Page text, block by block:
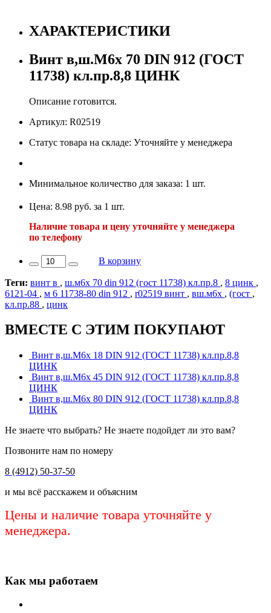
ХАРАКТЕРИСТИКИ
Винт в,ш.М6х 70 DIN 912 (ГОСТ
11738) кл.пр.8,8 ЦИНК
Описание готовится.
Артикул: R02519
Статус товара на складе: Уточняйте у менеджера
Минимальное количество для заказа: 1 шт.
Цена: 8.98 руб. за 1 шт.
Наличие товара и цену уточняйте у менеджера
по телефону
В корзину
Теги: винт в , ш.м6х 70 din 912 (гост 11738) кл.пр.8 , 8 цинк ,
6121-04 , м 6 11738-80 din 912 , r02519 винт , вш.м6х , (гост ,
кл.пр.88 , цинк
ВМЕСТЕ С ЭТИМ ПОКУПАЮТ
Винт в,ш.М6х 18 DIN 912 (ГОСТ 11738) кл.пр.8,8
ЦИНК
Винт в,ш.М6х 45 DIN 912 (ГОСТ 11738) кл.пр.8,8
ЦИНК
Винт в,ш.М6х 80 DIN 912 (ГОСТ 11738) кл.пр.8,8
ЦИНК
Не знаете что выбрать? Не знаете подойдет ли это вам?
Позвоните нам по номеру
8 (4912) 50-37-50
и мы всё расскажем и объясним
Цены и наличие товара уточняйте у
менеджера.
Как мы работаем